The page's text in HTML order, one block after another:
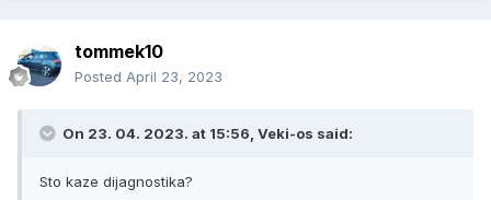
tommek10
Posted April 23, 2023
On 23. 04. 2023. at 15:56, Veki-os said:
Sto kaze dijagnostika?